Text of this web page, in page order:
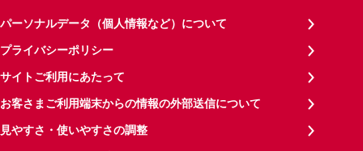
パーソナルデータ（個人情報など）について
プライバシーポリシー
サイトご利用にあたって
お客さまご利用端末からの情報の外部送信について
見やすさ・使いやすさの調整